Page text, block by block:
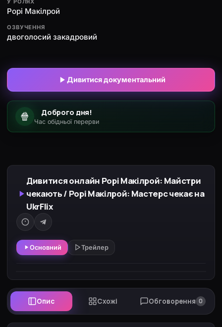
У РОЛЯХ
Рорі Макілрой
ОЗВУЧЕННЯ
двоголосий закадровий
Дивитися документальний
🍿 Доброго дня!
Час обідньої перерви
Дивитися онлайн Рорі Макілрой: Майстри
чекають / Рорі Макілрой: Мастерс чекає на
UkrFlix
Основний Трейлер
Опис Схожі Обговорення 0